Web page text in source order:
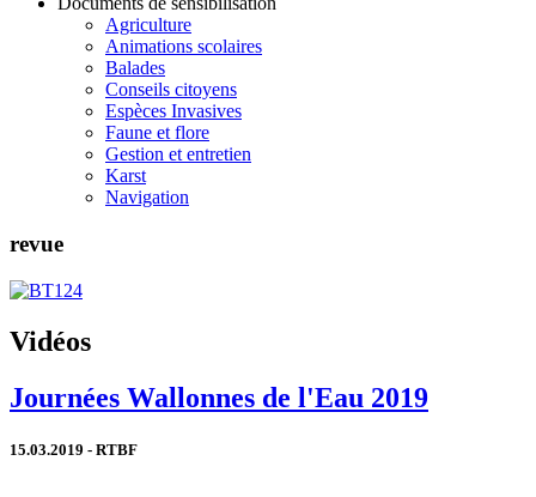
Agriculture
Animations scolaires
Balades
Conseils citoyens
Espèces Invasives
Faune et flore
Gestion et entretien
Karst
Navigation
revue
Vidéos
Journées Wallonnes de l'Eau 2019
15.03.2019 - RTBF